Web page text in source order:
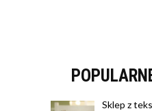
Sklep z